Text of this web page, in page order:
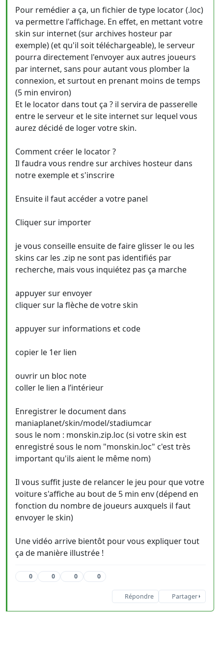
Pour remédier a ça, un fichier de type locator (.loc)
va permettre l'affichage. En effet, en mettant votre
skin sur internet (sur archives hosteur par
exemple) (et qu'il soit téléchargeable), le serveur
pourra directement l'envoyer aux autres joueurs
par internet, sans pour autant vous plomber la
connexion, et surtout en prenant moins de temps
(5 min environ)
Et le locator dans tout ça ? il servira de passerelle
entre le serveur et le site internet sur lequel vous
aurez décidé de loger votre skin.
Comment créer le locator ?
Il faudra vous rendre sur archives hosteur dans
notre exemple et s'inscrire
Ensuite il faut accéder a votre panel
Cliquer sur importer
je vous conseille ensuite de faire glisser le ou les
skins car les .zip ne sont pas identifiés par
recherche, mais vous inquiétez pas ça marche
appuyer sur envoyer
cliquer sur la flèche de votre skin
appuyer sur informations et code
copier le 1er lien
ouvrir un bloc note
coller le lien a l’intérieur
Enregistrer le document dans
maniaplanet/skin/model/stadiumcar
sous le nom : monskin.zip.loc (si votre skin est
enregistré sous le nom "monskin.loc" c'est très
important qu'ils aient le même nom)
Il vous suffit juste de relancer le jeu pour que votre
voiture s'affiche au bout de 5 min env (dépend en
fonction du nombre de joueurs auxquels il faut
envoyer le skin)
Une vidéo arrive bientôt pour vous expliquer tout
ça de manière illustrée !
0 0 0 0
Répondre Partager